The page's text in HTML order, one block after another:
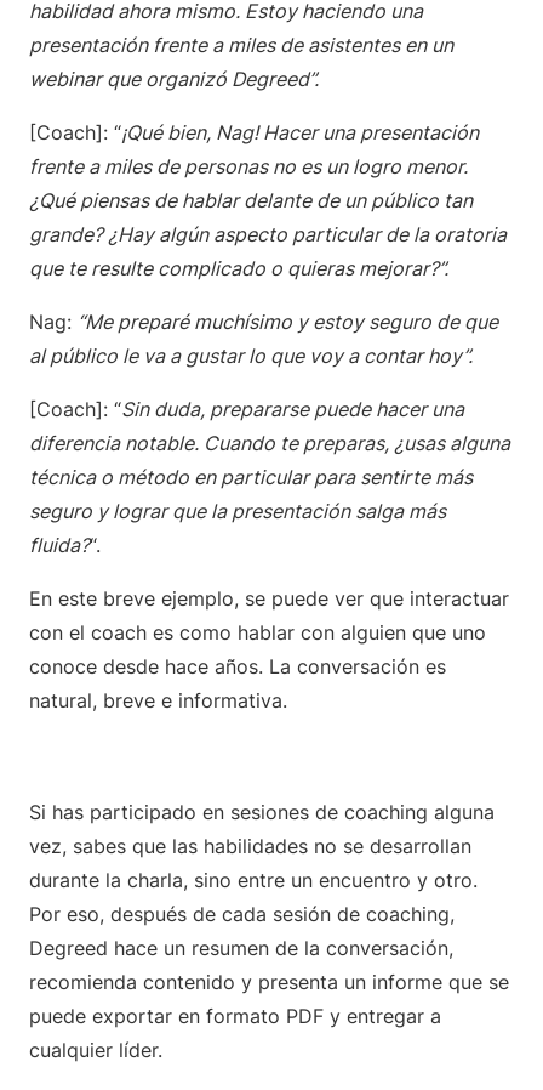
habilidad ahora mismo. Estoy haciendo una
presentación frente a miles de asistentes en un
webinar que organizó Degreed”.
[Coach]: “¡Qué bien, Nag! Hacer una presentación
frente a miles de personas no es un logro menor.
¿Qué piensas de hablar delante de un público tan
grande? ¿Hay algún aspecto particular de la oratoria
que te resulte complicado o quieras mejorar?”.
Nag: “Me preparé muchísimo y estoy seguro de que
al público le va a gustar lo que voy a contar hoy”.
[Coach]: “Sin duda, prepararse puede hacer una
diferencia notable. Cuando te preparas, ¿usas alguna
técnica o método en particular para sentirte más
seguro y lograr que la presentación salga más
fluida?“.
En este breve ejemplo, se puede ver que interactuar
con el coach es como hablar con alguien que uno
conoce desde hace años. La conversación es
natural, breve e informativa.
Si has participado en sesiones de coaching alguna
vez, sabes que las habilidades no se desarrollan
durante la charla, sino entre un encuentro y otro.
Por eso, después de cada sesión de coaching,
Degreed hace un resumen de la conversación,
recomienda contenido y presenta un informe que se
puede exportar en formato PDF y entregar a
cualquier líder.